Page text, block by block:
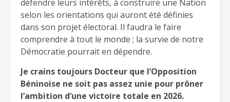
défendre leurs intérêts, à construire une Nation
selon les orientations qui auront été définies
dans son projet électoral. Il faudra le faire
comprendre à tout le monde ; la survie de notre
Démocratie pourrait en dépendre.
Je crains toujours Docteur que l’Opposition
Béninoise ne soit pas assez unie pour prôner
l’ambition d’une victoire totale en 2026.